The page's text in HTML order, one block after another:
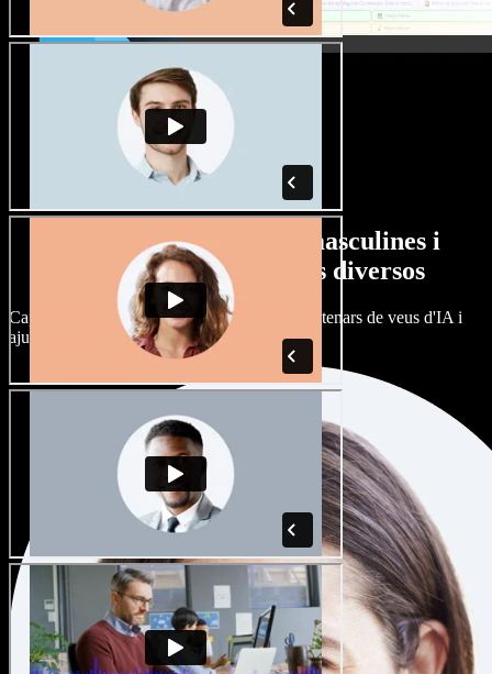
Gran varietat de veus masculines i
femenines amb accents diversos
Cap projecte ha de sonar igual. Tria entre centenars de veus d'IA i
ajusta'n l’accent.